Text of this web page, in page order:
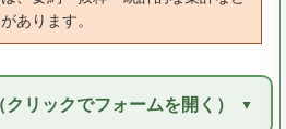
あります。
リックでフォームを開く）